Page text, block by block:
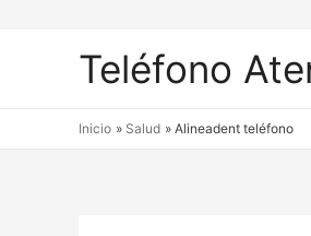
Teléfono
Inicio Salud Alineadent teléfono